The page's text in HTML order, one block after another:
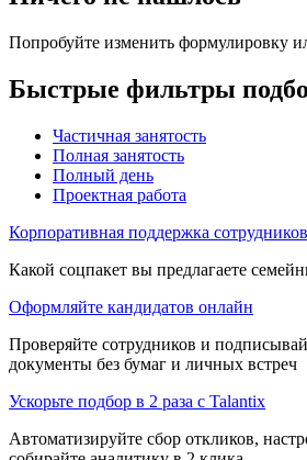
Попробуйте изменить формулировку
Быстрые фильтры
Частичная занятость
Полная занятость
Полный день
Проектная работа
Корпоративная поддержка сотрудников
Какой соцпакет вы предлагаете
Оформляйте кандидатов онлайн
Проверяйте сотрудников и
документы без бумаг и личных встреч
Ускорьте подбор в 2 раза с Talantix
Автоматизируйте сбор откликов,